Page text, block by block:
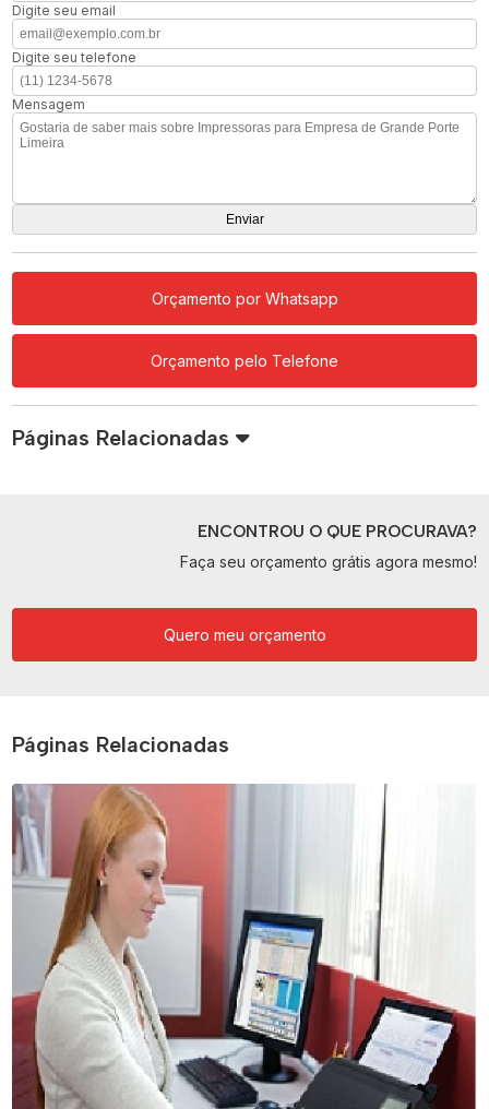
Digite seu email
Digite seu telefone
Mensagem
Orçamento por Whatsapp
Orçamento pelo Telefone
Páginas Relacionadas
ENCONTROU O QUE PROCURAVA?
Faça seu orçamento grátis agora mesmo!
Quero meu orçamento
Páginas Relacionadas